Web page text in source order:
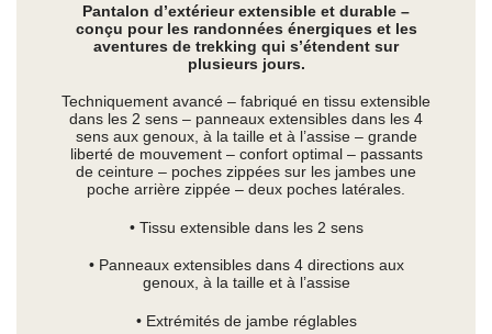
Pantalon d’extérieur extensible et durable –
conçu pour les randonnées énergiques et les
aventures de trekking qui s’étendent sur
plusieurs jours.
Techniquement avancé – fabriqué en tissu extensible
dans les 2 sens – panneaux extensibles dans les 4
sens aux genoux, à la taille et à l’assise – grande
liberté de mouvement – confort optimal – passants
de ceinture – poches zippées sur les jambes une
poche arrière zippée – deux poches latérales.
• Tissu extensible dans les 2 sens
• Panneaux extensibles dans 4 directions aux
genoux, à la taille et à l’assise
• Extrémités de jambe réglables